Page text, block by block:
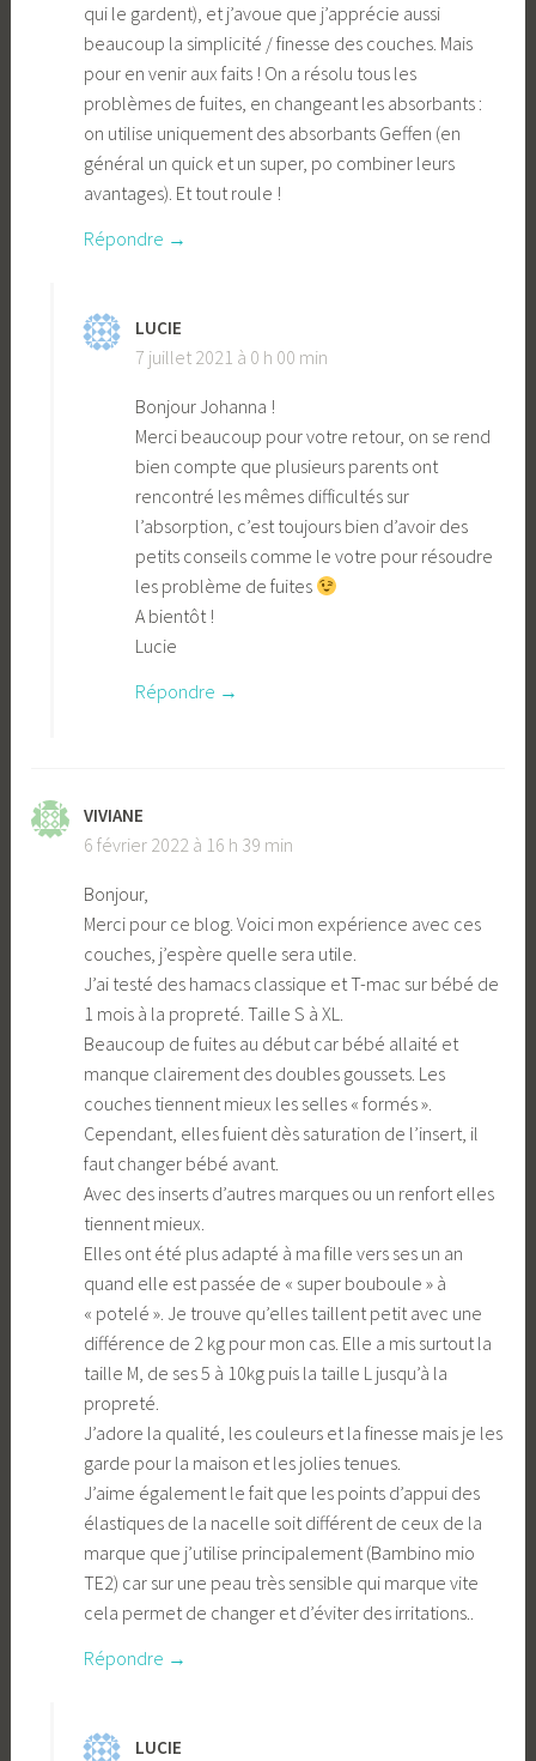
qui le gardent), et j’avoue que j’apprécie aussi
beaucoup la simplicité / finesse des couches. Mais
pour en venir aux faits ! On a résolu tous les
problèmes de fuites, en changeant les absorbants :
on utilise uniquement des absorbants Geffen (en
général un quick et un super, po combiner leurs
avantages). Et tout roule !
Répondre
LUCIE
7 juillet 2021 à 0 h 00 min
Bonjour Johanna !
Merci beaucoup pour votre retour, on se rend
bien compte que plusieurs parents ont
rencontré les mêmes difficultés sur
l’absorption, c’est toujours bien d’avoir des
petits conseils comme le votre pour résoudre
les problème de fuites
A bientôt !
Lucie
Répondre
VIVIANE
6 février 2022 à 16 h 39 min
Bonjour,
Merci pour ce blog. Voici mon expérience avec ces
couches, j’espère quelle sera utile.
J’ai testé des hamacs classique et T-mac sur bébé de
1 mois à la propreté. Taille S à XL.
Beaucoup de fuites au début car bébé allaité et
manque clairement des doubles goussets. Les
couches tiennent mieux les selles « formés ».
Cependant, elles fuient dès saturation de l’insert, il
faut changer bébé avant.
Avec des inserts d’autres marques ou un renfort elles
tiennent mieux.
Elles ont été plus adapté à ma fille vers ses un an
quand elle est passée de « super bouboule » à
« potelé ». Je trouve qu’elles taillent petit avec une
différence de 2 kg pour mon cas. Elle a mis surtout la
taille M, de ses 5 à 10kg puis la taille L jusqu’à la
propreté.
J’adore la qualité, les couleurs et la finesse mais je les
garde pour la maison et les jolies tenues.
J’aime également le fait que les points d’appui des
élastiques de la nacelle soit différent de ceux de la
marque que j’utilise principalement (Bambino mio
TE2) car sur une peau très sensible qui marque vite
cela permet de changer et d’éviter des irritations..
Répondre
LUCIE